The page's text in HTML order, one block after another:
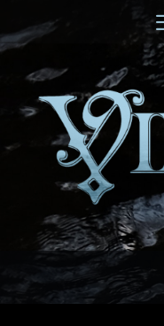
sisältöön